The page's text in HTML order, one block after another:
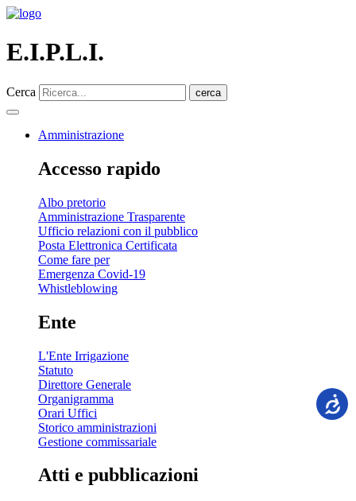
E.I.P.L.I.
Cerca cerca
Amministrazione
Accesso rapido
Albo pretorio
Amministrazione Trasparente
Ufficio relazioni con il pubblico
Posta Elettronica Certificata
Come fare per
Emergenza Covid-19
Whistleblowing
Ente
L'Ente Irrigazione
Statuto
Direttore Generale
Organigramma
Orari Uffici
Storico amministrazioni
Gestione commissariale
Atti e pubblicazioni